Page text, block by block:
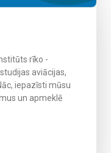
rīko -
aviācijas,
iepazīsti mūsu
un apmeklē